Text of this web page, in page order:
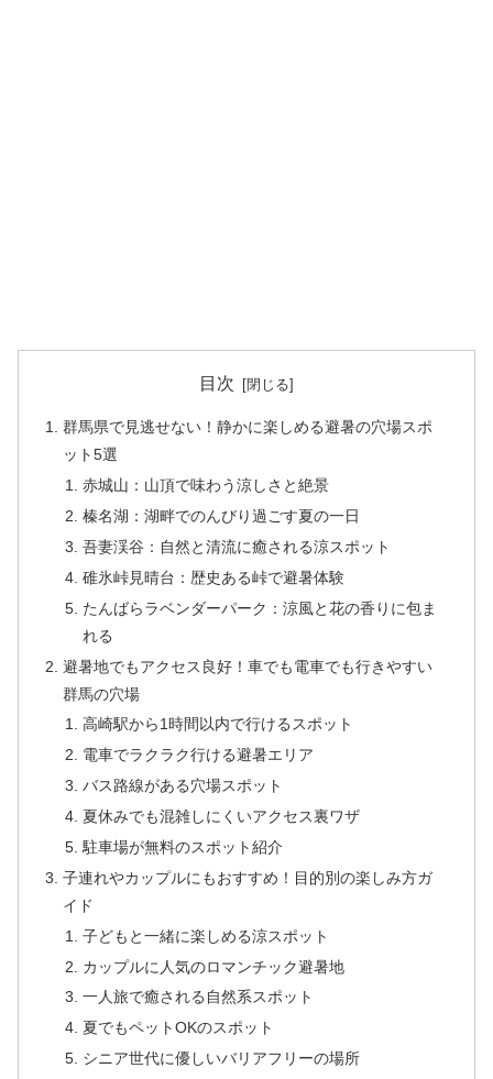
目次
群馬県で見逃せない！静かに楽しめる避暑の穴場スポ
ット5選
赤城山：山頂で味わう涼しさと絶景
榛名湖：湖畔でのんびり過ごす夏の一日
吾妻渓谷：自然と清流に癒される涼スポット
碓氷峠見晴台：歴史ある峠で避暑体験
たんばらラベンダーパーク：涼風と花の香りに包ま
れる
避暑地でもアクセス良好！車でも電車でも行きやすい
群馬の穴場
高崎駅から1時間以内で行けるスポット
電車でラクラク行ける避暑エリア
バス路線がある穴場スポット
夏休みでも混雑しにくいアクセス裏ワザ
駐車場が無料のスポット紹介
子連れやカップルにもおすすめ！目的別の楽しみ方ガ
イド
子どもと一緒に楽しめる涼スポット
カップルに人気のロマンチック避暑地
一人旅で癒される自然系スポット
夏でもペットOKのスポット
シニア世代に優しいバリアフリーの場所